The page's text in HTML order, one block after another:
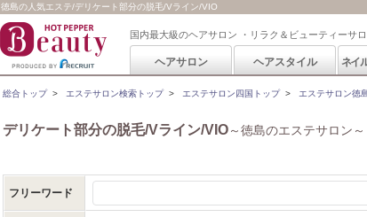
徳島の人気エステ/デリケート部分の脱毛/Vライン/VIO
国内最大級のヘアサロン ・リラク＆ビューティーサ
ヘアサロン ヘアスタイル ネイ
総合トップ> エステサロン検索トップ> エステサロン四国トップ> エステサロン徳
デリケート部分の脱毛/Vライン/VIO～徳島のエステサロン～
フリーワード